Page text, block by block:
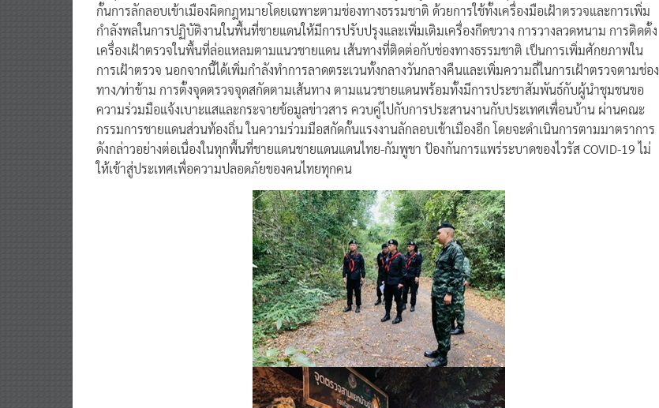
กั้นการลักลอบเข้าเมืองผิดกฎหมายโดยเฉพาะตามช่องทางธรรมชาติ ด้วยการใช้ทั้งเครื่องมือเฝ้าตรวจและการเพิ่ม
กำลังพลในการปฏิบัติงานในพื้นที่ชายแดนให้มีการปรับปรุงและเพิ่มเติมเครื่องกีดขวาง การวางลวดหนาม การติดตั้ง
เครื่องเฝ้าตรวจในพื้นที่ล่อแหลมตามแนวชายแดน เส้นทางที่ติดต่อกับช่องทางธรรมชาติ เป็นการเพิ่มศักยภาพใน
การเฝ้าตรวจ นอกจากนี้ได้เพิ่มกำลังทำการลาดตระเวนทั้งกลางวันกลางคืนและเพิ่มความถี่ในการเฝ้าตรวจตามช่อง
ทาง/ท่าข้าม การตั้งจุดตรวจจุดสกัดตามเส้นทาง ตามแนวชายแดนพร้อมทั้งมีการประชาสัมพันธ์กับผู้นำชุมชนขอ
ความร่วมมือแจ้งเบาะแสและกระจายข้อมูลข่าวสาร ควบคู่ไปกับการประสานงานกับประเทศเพื่อนบ้าน ผ่านคณะ
กรรมการชายแดนส่วนท้องถิ่น ในความร่วมมือสกัดกั้นแรงงานลักลอบเข้าเมืองอีก โดยจะดำเนินการตามมาตราการ
ดังกล่าวอย่างต่อเนื่องในทุกพื้นที่ชายแดนชายแดนแดนไทย-กัมพูชา ป้องกันการแพร่ระบาดของไวรัส COVID-19 ไม่
ให้เข้าสู่ประเทศเพื่อความปลอดภัยของคนไทยทุกคน